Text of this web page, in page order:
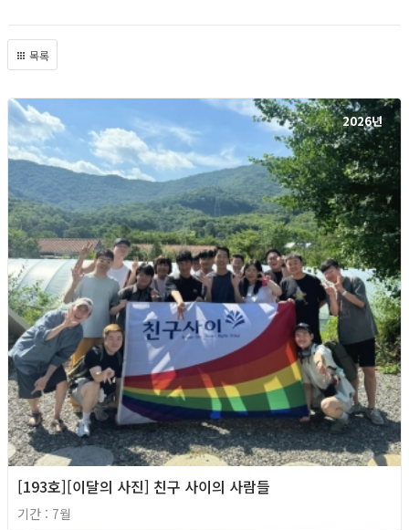
목록
2026년
[193호][이달의 사진] 친구 사이의 사람들
기간 : 7월